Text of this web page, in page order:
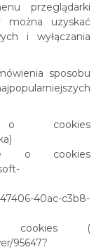
przeglądarki
można uzyskać
i wyłączania
sposobu
cookies
o cookies
40ac-c3b8-
(
95647?